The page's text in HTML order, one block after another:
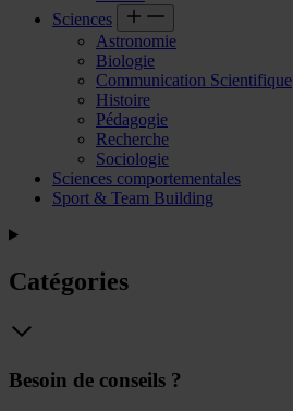
Sciences
Astronomie
Biologie
Communication Scientifique
Histoire
Pédagogie
Recherche
Sociologie
Sciences comportementales
Sport & Team Building
Catégories
Besoin de conseils ?